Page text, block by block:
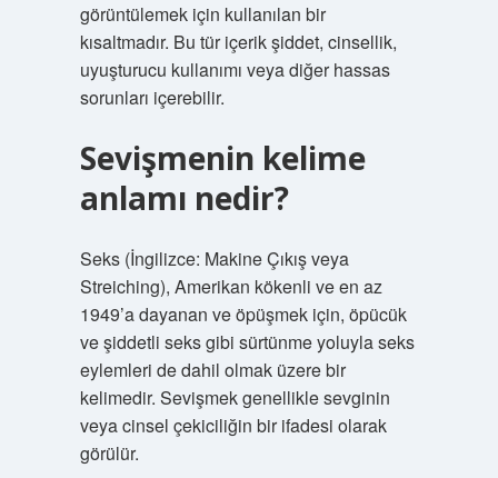
görüntülemek için kullanılan bir
kısaltmadır. Bu tür içerik şiddet, cinsellik,
uyuşturucu kullanımı veya diğer hassas
sorunları içerebilir.
Sevişmenin kelime
anlamı nedir?
Seks (İngilizce: Makine Çıkış veya
Streiching), Amerikan kökenli ve en az
1949’a dayanan ve öpüşmek için, öpücük
ve şiddetli seks gibi sürtünme yoluyla seks
eylemleri de dahil olmak üzere bir
kelimedir. Sevişmek genellikle sevginin
veya cinsel çekiciliğin bir ifadesi olarak
görülür.